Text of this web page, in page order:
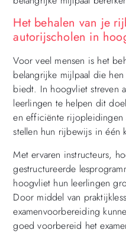
Het behalen van je
autorijscholen in
Voor veel mensen is het
belangrijke mijlpaal die
biedt. In hoogvliet streven
leerlingen te helpen dit
en efficiënte rijopleidingen
stellen hun rijbewijs in één
Met ervaren instructeurs,
gestructureerde
hoogvliet hun leerlingen
Door middel van
examenvoorbereiding
goed voorbereid het